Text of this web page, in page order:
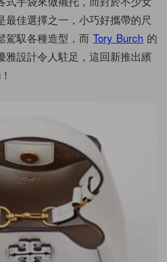
最佳選擇之一，小巧好攜帶的尺
駕馭各種造型，而 Tory Burch 的
雅設計令人駐足，這回新推出繽